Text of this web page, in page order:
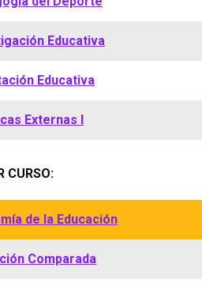
Educativa
Educativa
Externas I
CURSO:
de la Educación
Comparada